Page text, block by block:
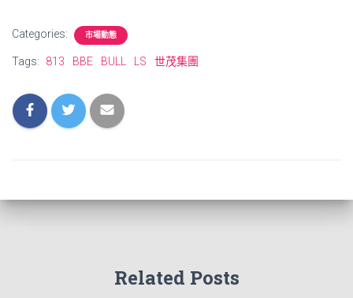
Categories: 市場動態
Tags: 813 BBE BULL LS 世茂集團
Related Posts